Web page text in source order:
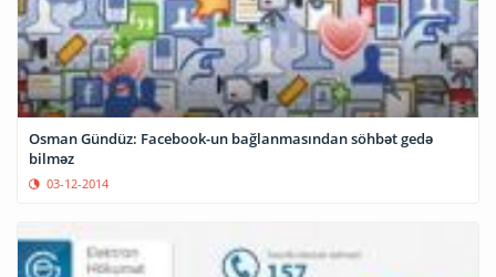
Osman Gündüz: Facebook-un bağlanmasından söhbət gedə
bilməz
03-12-2014